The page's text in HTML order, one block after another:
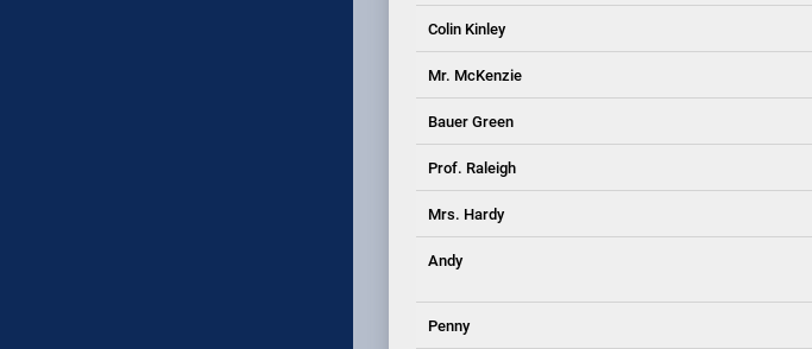
Colin Kinley
Mr. McKenzie
Bauer Green
Prof. Raleigh
Mrs. Hardy
Andy
Penny